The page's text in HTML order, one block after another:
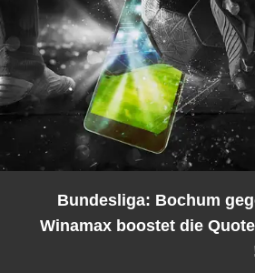
2. Bundesliga: Bochum
Winamax boostet die